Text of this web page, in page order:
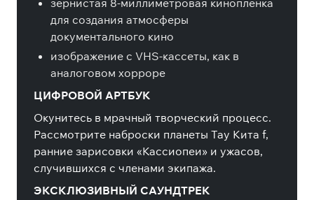
зернистая 8-миллиметровая кинопленка
для создания атмосферы
документального кино
изображение с VHS-кассеты, как в
аналоговом хорроре
ЦИФРОВОЙ АРТБУК
Окунитесь в мрачный творческий процесс.
Рассмотрите наброски планеты Тау Кита f,
ранние зарисовки «Кассиопеи» и ужасов,
случившихся с членами экипажа.
ЭКСКЛЮЗИВНЫЙ САУНДТРЕК